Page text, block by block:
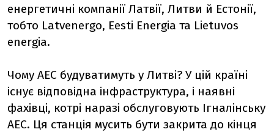
енергетичні компанії Латвії, Литви й Естонії,
тобто Latvenergo, Eesti Energia та Lietuvos
energia.
Чому АЕС будуватимуть у Литві? У цій країні
існує відповідна інфраструктура, і наявні
фахівці, котрі наразі обслуговують Ігналінську
АЕС. Ця станція мусить бути закрита до кінця